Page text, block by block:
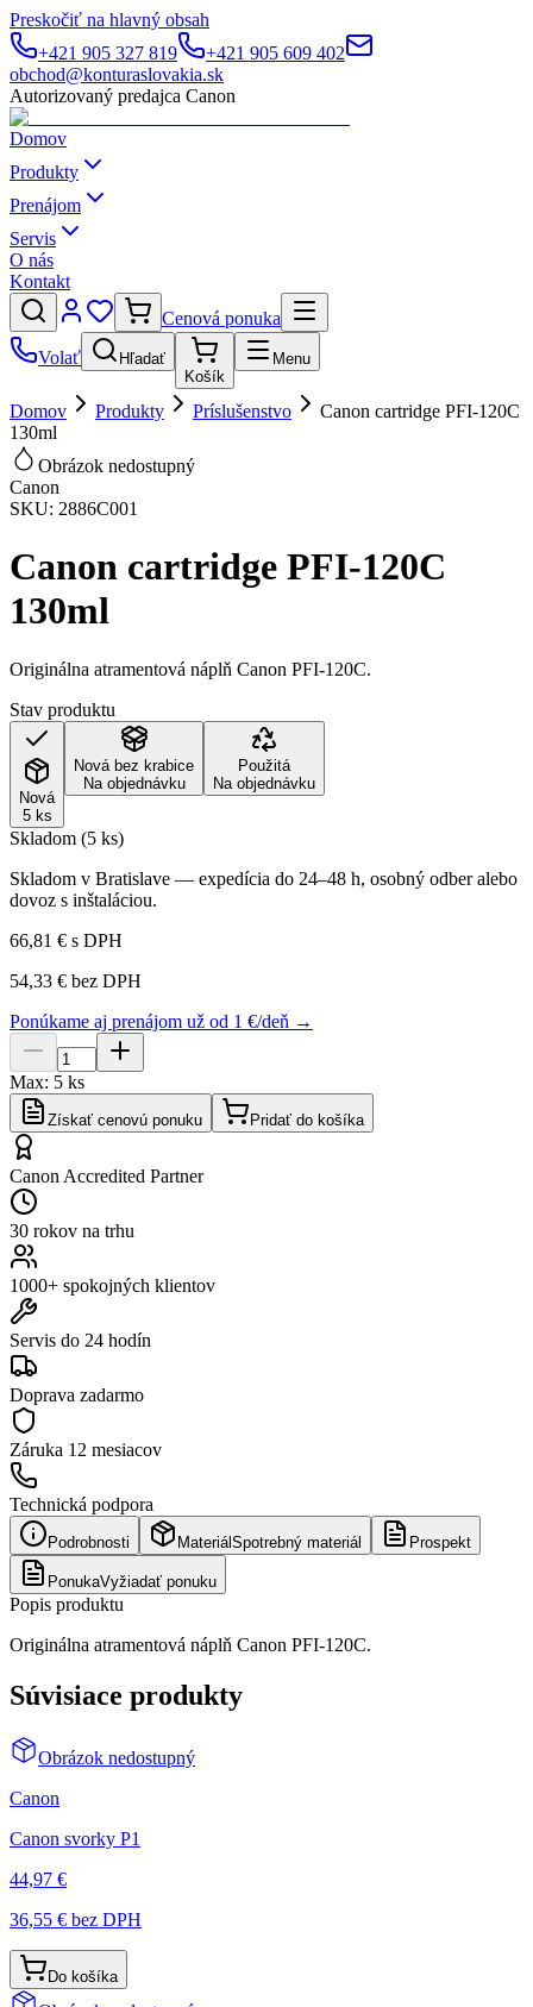
Preskočiť na hlavný obsah
+421 905 327 819
+421 905 609 402
obchod@konturaslovakia.sk
Autorizovaný predajca Canon
Domov
Produkty
Prenájom
Servis
O nás
Kontakt
Cenová ponuka
Volať
Hľadať
Košík
Menu
Domov Produkty Príslušenstvo
Canon cartridge PFI-120C
130ml
Obrázok nedostupný
Canon
SKU: 2886C001
Canon cartridge PFI-120C
130ml
Originálna atramentová náplň Canon PFI-120C.
Stav produktu
Nová
5 ks
Nová bez krabice
Na objednávku
Použitá
Na objednávku
Skladom (5 ks)
Skladom v Bratislave — expedícia do 24–48 h, osobný odber alebo
dovoz s inštaláciou.
66,81 € s DPH
54,33 € bez DPH
Ponúkame aj prenájom už od 1 €/deň →
Max: 5 ks
Získať cenovú ponuku Pridať do košíka
Canon Accredited Partner
30 rokov na trhu
1000+ spokojných klientov
Servis do 24 hodín
Doprava zadarmo
Záruka 12 mesiacov
Technická podpora
Podrobnosti Materiál Spotrebný materiál Prospekt
PonukaVyžiadať ponuku
Popis produktu
Originálna atramentová náplň Canon PFI-120C.
Súvisiace produkty
Obrázok nedostupný
Canon
Canon svorky P1
44,97 €
36,55 € bez DPH
Do košíka